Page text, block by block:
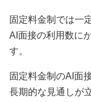
固定料金制では一
AI面接の利用数に
す。
固定料金制のAI面
長期的な見通しが